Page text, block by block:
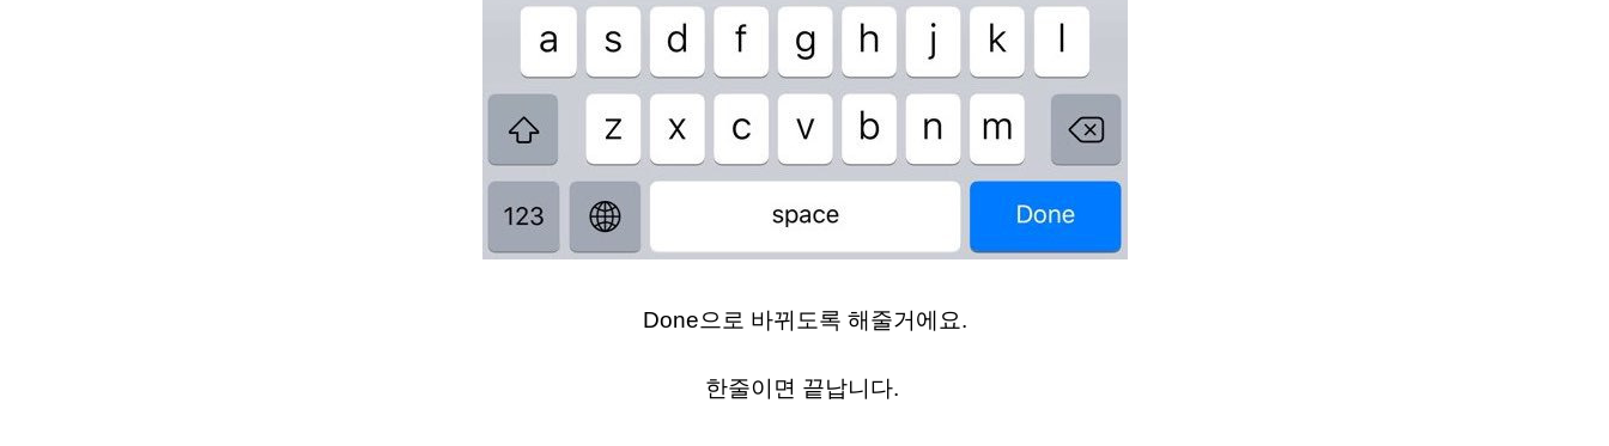
Done으로 바뀌도록 해줄거에요.
한줄이면 끝납니다.